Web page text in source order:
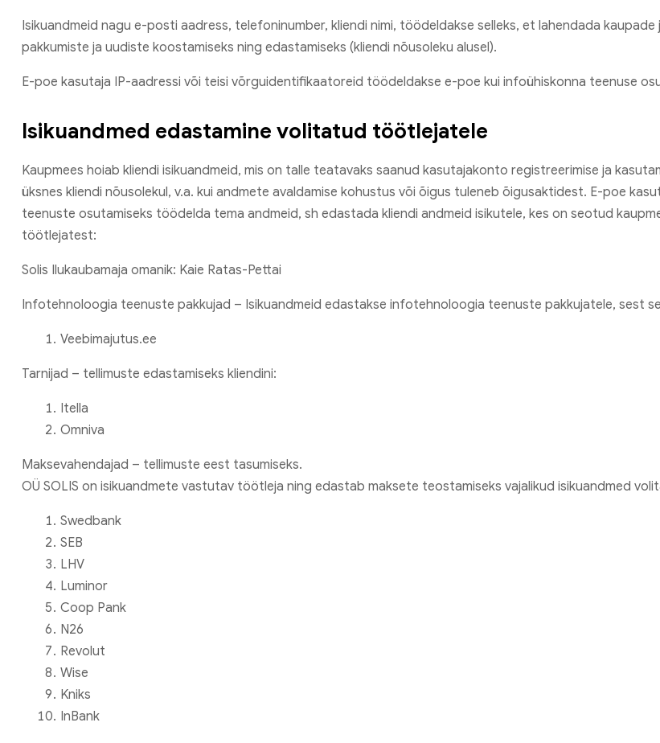
Isikuandmeid nagu e-posti aadress, telefoninumber, kliendi nimi, töödeldakse selleks, et lahendada
pakkumiste ja uudiste koostamiseks ning edastamiseks (kliendi nõusoleku alusel).
E-poe kasutaja IP-aadressi või teisi võrguidentifikaatoreid töödeldakse e-poe kui infoühiskonna teenuse
Isikuandmed edastamine volitatud töötlejatele
Kaupmees hoiab kliendi isikuandmeid, mis on talle teatavaks saanud kasutajakonto registreerimise ja
üksnes kliendi nõusolekul, v.a. kui andmete avaldamise kohustus või õigus tuleneb õigusaktidest. E-poe
teenuste osutamiseks töödelda tema andmeid, sh edastada kliendi andmeid isikutele, kes on seotud
töötlejatest:
Solis Ilukaubamaja omanik: Kaie Ratas-Pettai
Infotehnoloogia teenuste pakkujad – Isikuandmeid edastakse infotehnoloogia teenuste pakkujatele, sest
Veebimajutus.ee
Tarnijad – tellimuste edastamiseks kliendini:
Itella
Omniva
Maksevahendajad – tellimuste eest tasumiseks.
OÜ SOLIS on isikuandmete vastutav töötleja ning edastab maksete teostamiseks vajalikud isikuandmed
Swedbank
SEB
LHV
Luminor
Coop Pank
N26
Revolut
Wise
Kniks
InBank